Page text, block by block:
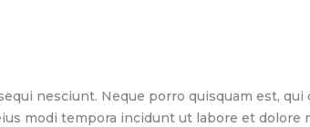
nesciunt. Neque porro quisquam est,
modi tempora incidunt ut labore et dolore